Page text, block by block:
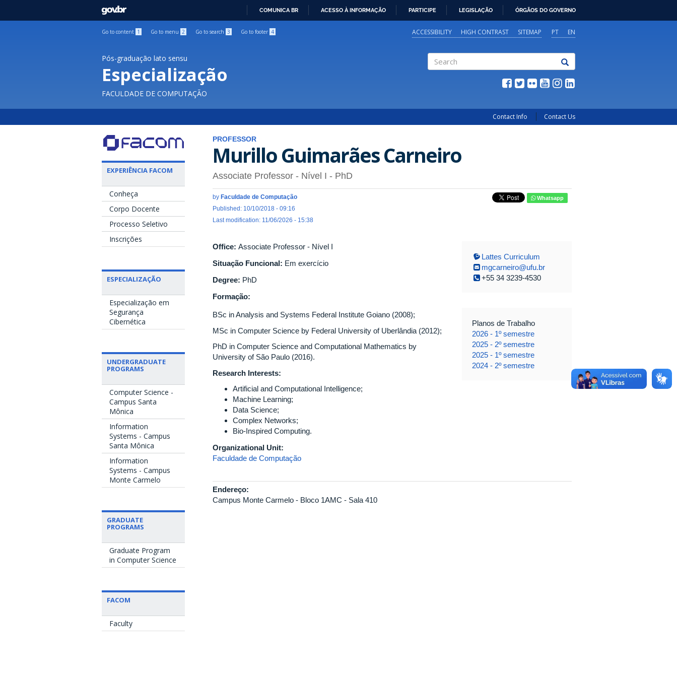
GOVBR
COMUNICA BR ACESSO À INFORMAÇÃO PARTICIPE LEGISLAÇÃO ÓRGÃOS DO GOVERNO
Go to content 1 Go to menu 2 Go to search 3 Go to footer 4 PT EN
ACCESSIBILITY HIGH CONTRAST SITEMAP
Pós-graduação lato sensu
Especialização
FACULDADE DE COMPUTAÇÃO
Contact Info Contact Us
EXPERIÊNCIA FACOM
Conheça
Corpo Docente
Processo Seletivo
Inscrições
ESPECIALIZAÇÃO
Especialização em
Segurança
Cibernética
UNDERGRADUATE
PROGRAMS
Computer Science -
Campus Santa
Mônica
Information
Systems - Campus
Santa Mônica
Information
Systems - Campus
Monte Carmelo
GRADUATE
PROGRAMS
Graduate Program
in Computer Science
FACOM
Faculty
PROFESSOR
Murillo Guimarães Carneiro
Associate Professor - Nível I - PhD
by Faculdade de Computação
Published: 10/10/2018 - 09:16
Last modification: 11/06/2026 - 15:38
Whatsapp
Office: Associate Professor - Nível I
Situação Funcional: Em exercício
Degree: PhD
Formação:
BSc in Analysis and Systems Federal Institute Goiano (2008);
MSc in Computer Science by Federal University of Uberlândia (2012);
PhD in Computer Science and Computational Mathematics by
University of São Paulo (2016).
Research Interests:
Artificial and Computational Intelligence;
Machine Learning;
Data Science;
Complex Networks;
Bio-Inspired Computing.
Organizational Unit:
Faculdade de Computação
Lattes Curriculum
mgcarneiro@ufu.br
+55 34 3239-4530
Planos de Trabalho
2026 - 1º semestre
2025 - 2º semestre
2025 - 1º semestre
2024 - 2º semestre
Endereço:
Campus Monte Carmelo - Bloco 1AMC - Sala 410